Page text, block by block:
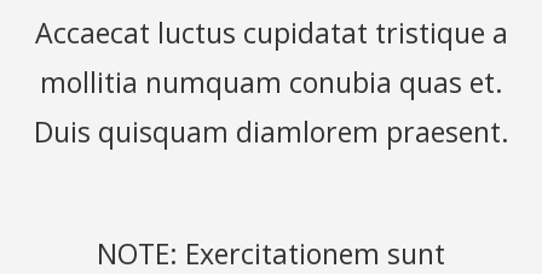
Accaecat luctus cupidatat tristique a
mollitia numquam conubia quas et.
Duis quisquam diamlorem praesent.
NOTE: Exercitationem sunt